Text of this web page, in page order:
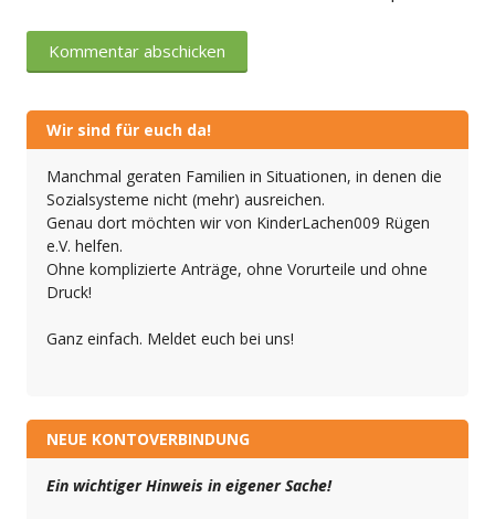
Wir sind für euch da!
Manchmal geraten Familien in Situationen, in denen die
Sozialsysteme nicht (mehr) ausreichen.
Genau dort möchten wir von KinderLachen009 Rügen
e.V. helfen.
Ohne komplizierte Anträge, ohne Vorurteile und ohne
Druck!
Ganz einfach. Meldet euch bei uns!
NEUE KONTOVERBINDUNG
Ein wichtiger Hinweis in eigener Sache!